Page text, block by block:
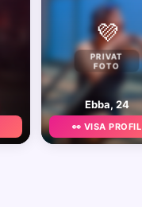
💜
PRIVAT
FOTO
Ebba, 24
👀 VISA PROFIL